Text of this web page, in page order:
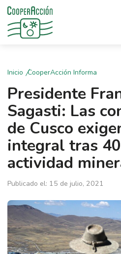
Inicio CooperAcción Informa
Presidente
Sagasti: Las
de Cusco
integral tras
actividad
Publicado el: 15 de julio, 2021